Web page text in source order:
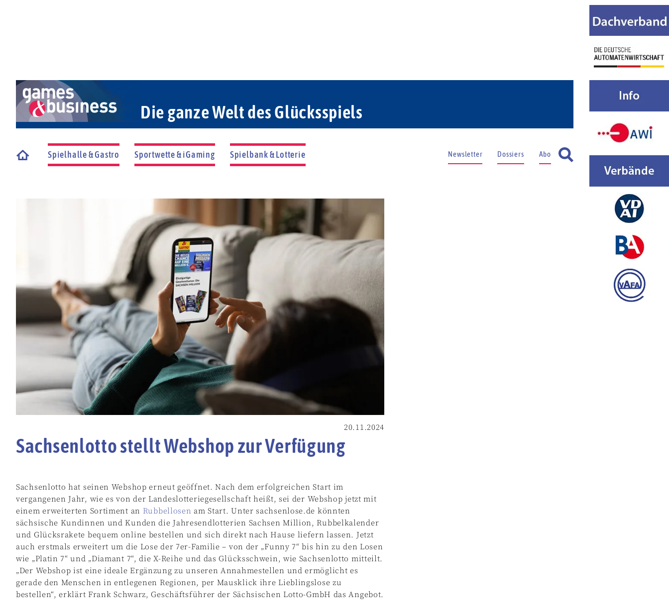
Die ganze Welt des Glücksspiels
Spielhalle & Gastro Sportwette & iGaming Spielbank & Lotterie Newsletter Dossiers Abo
20.11.2024
Sachsenlotto stellt Webshop zur Verfügung
Sachsenlotto hat seinen Webshop erneut geöffnet. Nach dem erfolgreichen Start im
vergangenen Jahr, wie es von der Landeslotteriegesellschaft heißt, sei der Webshop jetzt mit
einem erweiterten Sortiment an Rubbellosen am Start. Unter sachsenlose.de könnten
sächsische Kundinnen und Kunden die Jahresendlotterien Sachsen Million, Rubbelkalender
und Glücksrakete bequem online bestellen und sich direkt nach Hause liefern lassen. Jetzt
auch erstmals erweitert um die Lose der 7er-Familie – von der „Funny 7“ bis hin zu den Losen
wie „Platin 7“ und „Diamant 7“, die X-Reihe und das Glücksschwein, wie Sachsenlotto mitteilt.
„Der Webshop ist eine ideale Ergänzung zu unseren Annahmestellen und ermöglicht es
gerade den Menschen in entlegenen Regionen, per Mausklick ihre Lieblingslose zu
bestellen“, erklärt Frank Schwarz, Geschäftsführer der Sächsischen Lotto-GmbH das Angebot.